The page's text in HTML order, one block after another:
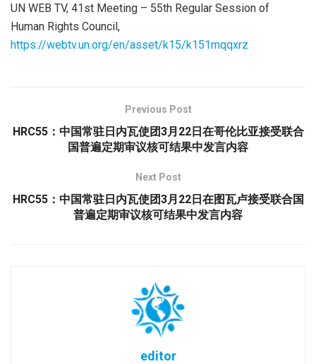
UN WEB TV, 41st Meeting – 55th Regular Session of
Human Rights Council,
https://webtv.un.org/en/asset/k15/k151mqqxrz
Previous Post
HRC55：中国常驻日内瓦使团3月22日在哥伦比亚接受联合
国普遍定期审议核可结果中发言内容
Next Post
HRC55：中国常驻日内瓦使团3月22日在图瓦卢接受联合国
普遍定期审议核可结果中发言内容
editor